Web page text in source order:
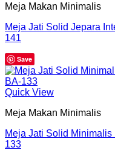
Meja Makan Minimalis
Meja Jati Solid Jepara
141
Save
Quick View
Meja Makan Minimalis
Meja Jati Solid
133